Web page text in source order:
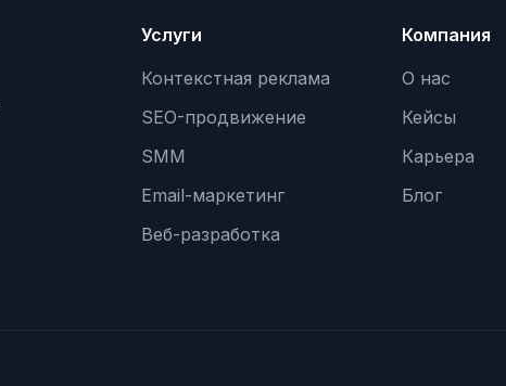
Услуги
Контекстная реклама
SEO-продвижение
SMM
Email-маркетинг
Веб-разработка
Компания
О нас
Кейсы
Карьера
Блог